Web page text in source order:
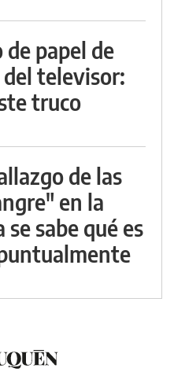
papel de
televisor:
truco
de las
en la
sabe qué es